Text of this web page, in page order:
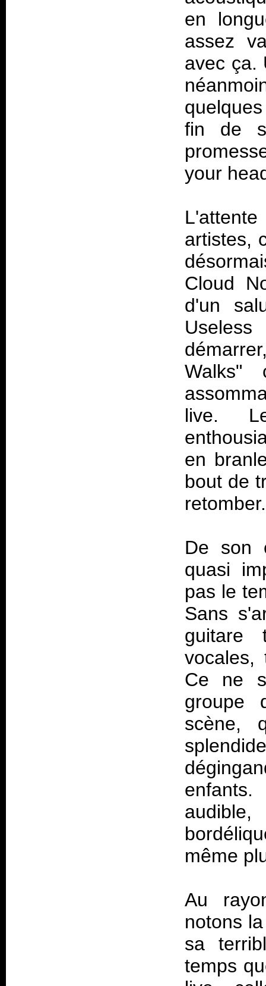
en
assez
avec ça.
fin de
your
artistes,
Cloud
d'un
Walks"
live.
en
bout de
De son
quasi
pas le
Sans
guitare
vocales,
Ce ne
groupe
scène,
même
Au
notons
sa
temps